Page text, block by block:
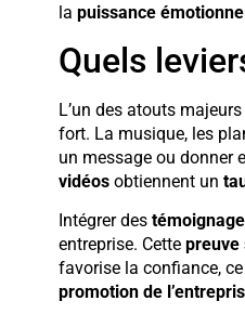
la puissance
Quels
L’un des atouts
fort. La musique, les
un message ou donner
vidéosobtiennent un
Intégrer des
entreprise. Cette preuve
favorise la confiance,
promotion de